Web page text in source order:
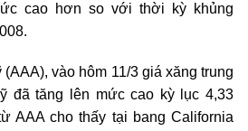
cao hơn so với thời kỳ khủng
vào hôm 11/3 giá xăng trung
đã tăng lên mức cao kỳ lục 4,33
AAA cho thấy tại bang California